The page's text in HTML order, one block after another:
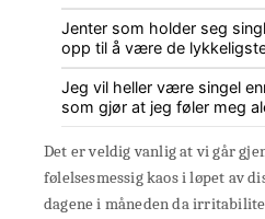
Jenter som holder seg
opp til å være de
Jeg vil heller være singel
som gjør at jeg føler meg
Det er veldig vanlig at vi går
følelsesmessig kaos i løpet av
dagene i måneden da